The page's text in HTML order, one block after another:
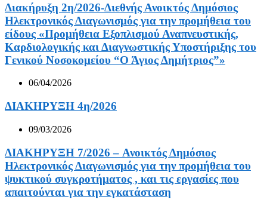
Διακήρυξη 2η/2026-Διεθνής Ανοικτός Δημόσιος
Ηλεκτρονικός Διαγωνισμός για την προμήθεια του
είδους «Προμήθεια Εξοπλισμού Αναπνευστικής,
Καρδιολογικής και Διαγνωστικής Υποστήριξης του
Γενικού Νοσοκομείου “Ο Άγιος Δημήτριος”»
06/04/2026
ΔΙΑΚΗΡΥΞΗ 4η/2026
09/03/2026
ΔΙΑΚΗΡΥΞΗ 7/2026 – Ανοικτός Δημόσιος
Ηλεκτρονικός Διαγωνισμός για την προμήθεια του
ψυκτικού συγκροτήματος , και τις εργασίες που
απαιτούνται για την εγκατάσταση